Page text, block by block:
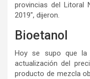
provincias del Litoral
2019″, dijeron.
Bioetanol
Hoy se supo que la
actualización del
producto de mezcla